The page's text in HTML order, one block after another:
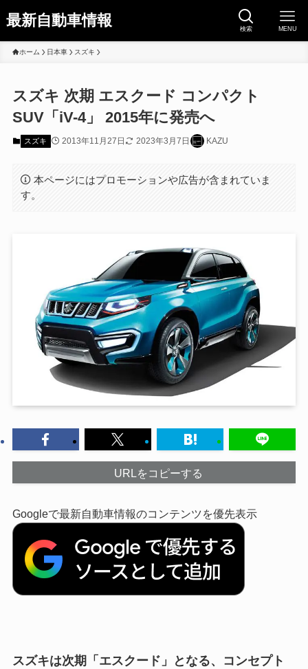
最新自動車情報 検索 MENU
ホーム 日本車 スズキ
スズキ 次期 エスクード コンパクト
SUV「iV-4」 2015年に発売へ
スズキ 2013年11月27日 2023年3月7日 KAZU
本ページにはプロモーションや広告が含まれていま
す。
URLをコピーする
Googleで最新自動車情報のコンテンツを優先表示
スズキは次期「エスクード」となる、コンセプト